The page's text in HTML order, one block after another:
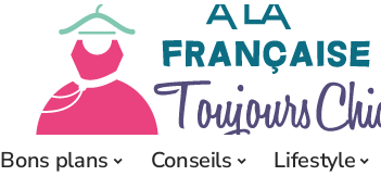
Bons plans Conseils Lifestyle